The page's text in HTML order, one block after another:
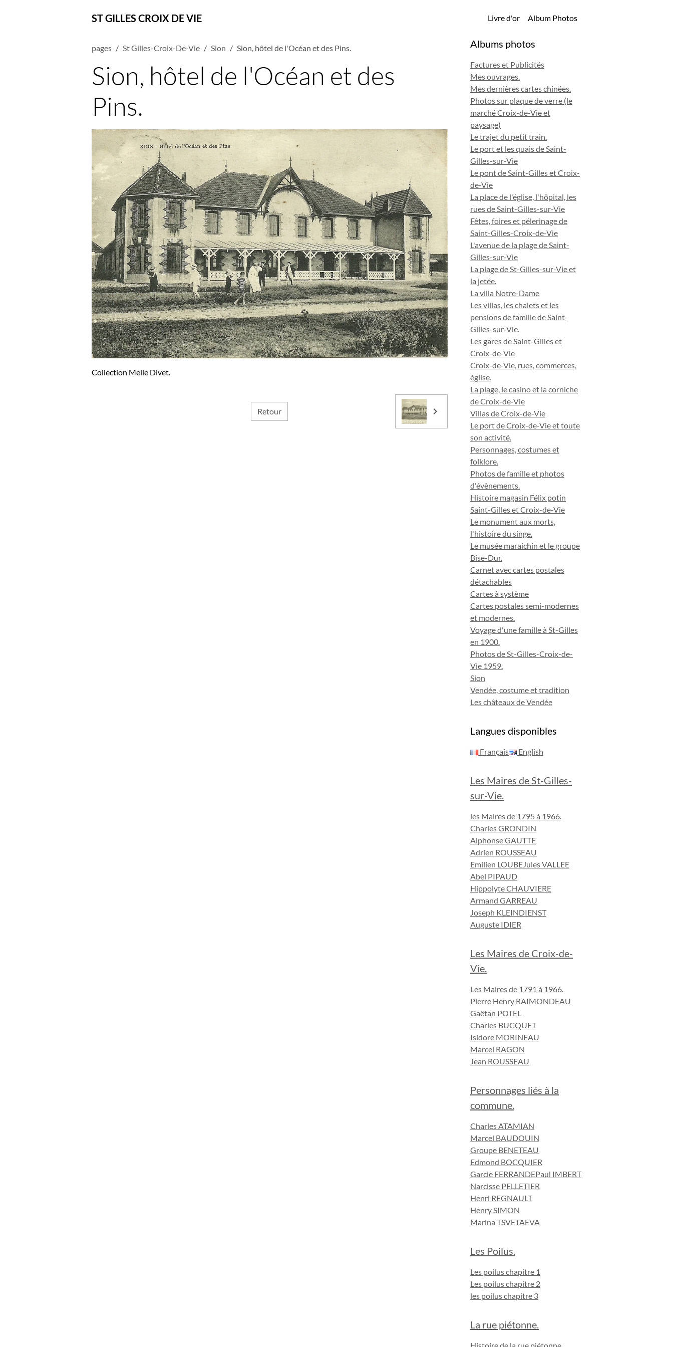
ST GILLES CROIX DE VIE Livre d'or Album Photos
pages St Gilles-Croix-De-Vie Sion Sion, hôtel de l'Océan et des Pins.
Sion, hôtel de l'Océan et des
Pins.
Collection Melle Divet.
Retour
Albums photos
Factures et Publicités
Mes ouvrages.
Mes dernières cartes chinées.
Photos sur plaque de verre (le
marché Croix-de-Vie et
paysage)
Le trajet du petit train.
Le port et les quais de Saint-
Gilles-sur-Vie
Le pont de Saint-Gilles et Croix-
de-Vie
La place de l'église, l'hôpital, les
rues de Saint-Gilles-sur-Vie
Fêtes, foires et pélerinage de
Saint-Gilles-Croix-de-Vie
L'avenue de la plage de Saint-
Gilles-sur-Vie
La plage de St-Gilles-sur-Vie et
la jetée.
La villa Notre-Dame
Les villas, les chalets et les
pensions de famille de Saint-
Gilles-sur-Vie.
Les gares de Saint-Gilles et
Croix-de-Vie
Croix-de-Vie, rues, commerces,
église.
La plage, le casino et la corniche
de Croix-de-Vie
Villas de Croix-de-Vie
Le port de Croix-de-Vie et toute
son activité.
Personnages, costumes et
folklore.
Photos de famille et photos
d'évènements.
Histoire magasin Félix potin
Saint-Gilles et Croix-de-Vie
Le monument aux morts,
l'histoire du singe.
Le musée maraichin et le groupe
Bise-Dur.
Carnet avec cartes postales
détachables
Cartes à système
Cartes postales semi-modernes
et modernes.
Voyage d'une famille à St-Gilles
en 1900.
Photos de St-Gilles-Croix-de-
Vie 1959.
Sion
Vendée, costume et tradition
Les châteaux de Vendée
Langues disponibles
Français English
Les Maires de St-Gilles-
sur-Vie.
les Maires de 1795 à 1966.
Charles GRONDIN
Alphonse GAUTTE
Adrien ROUSSEAU
Emilien LOUBEJules VALLEE
Abel PIPAUD
Hippolyte CHAUVIERE
Armand GARREAU
Joseph KLEINDIENST
Auguste IDIER
Les Maires de Croix-de-
Vie.
Les Maires de 1791 à 1966.
Pierre Henry RAIMONDEAU
Gaëtan POTEL
Charles BUCQUET
Isidore MORINEAU
Marcel RAGON
Jean ROUSSEAU
Personnages liés à la
commune.
Charles ATAMIAN
Marcel BAUDOUIN
Groupe BENETEAU
Edmond BOCQUIER
Garcie FERRANDEPaul IMBERT
Narcisse PELLETIER
Henri REGNAULT
Henry SIMON
Marina TSVETAEVA
Les Poilus.
Les poilus chapitre 1
Les poilus chapitre 2
les poilus chapitre 3
La rue piétonne.